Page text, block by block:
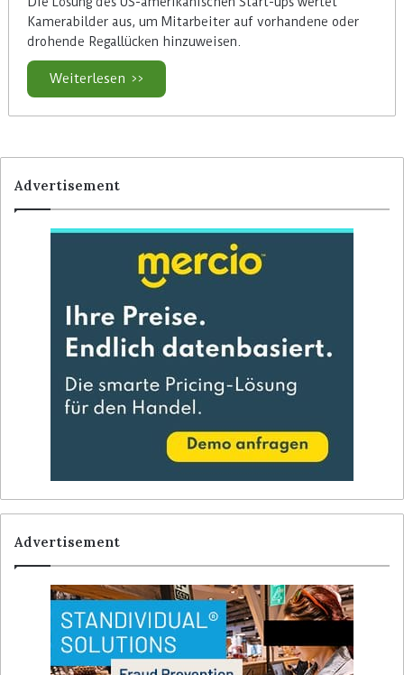
Kamerabilder aus, um Mitarbeiter auf vorhandene oder
drohende Regallücken hinzuweisen.
Weiterlesen >>
Advertisement
Advertisement